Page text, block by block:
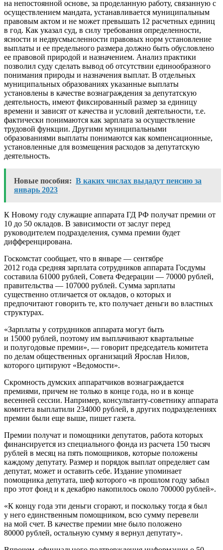
на непостоянной основе, за проделанную работу, связанную с
осуществлением мандата, устанавливается муниципальным
правовым актом и не может превышать 12 расчетных единиц
в год. Как указал суд, в силу требования определенности,
ясности и недвусмысленности правовых норм установление
выплаты и ее предельного размера должно быть обусловлено
ее правовой природой и назначением. Анализ практики
позволил суду сделать вывод об отсутствии единообразного
понимания природы и назначения выплат. В отдельных
муниципальных образованиях указанные выплаты
установлены в качестве вознаграждения за депутатскую
деятельность, имеют фиксированный размер за единицу
времени и зависят от качества и условий деятельности, т.е.
фактически понимаются как зарплата за осуществление
трудовой функции. Другими муниципальными
образованиями выплаты понимаются как компенсационные,
установленные для возмещения расходов за депутатскую
деятельность.
Новые пособия: В каких числах выдадут пенсию за
январь 2023
К Новому году служащие аппарата ГД РФ получат премии от
10 до 50 окладов. В зависимости от заслуг перед
руководителем подразделения, сумма премии будет
дифференцирована.
Госкомстат сообщает, что в январе — сентябре
2012 года средняя зарплата сотрудников аппарата Госдумы
составила 61000 рублей, Совета Федерации — 70000 рублей,
правительства — 107000 рублей. Сумма зарплаты
существенно отличается от окладов, о которых и
предпочитают говорить те, кто получает деньги во властных
структурах.
«Зарплаты у сотрудников аппарата могут быть
и 15000 рублей, поэтому им выплачивают квартальные
и полугодовые премии», — говорит председатель комитета
по делам общественных организаций Ярослав Нилов,
которого цитируют «Ведомости».
Скромность думских аппаратчиков вознаграждается
премиями, причем не только в конце года, но и в конце
весенней сессии. Например, консультанту-советнику аппарата
комитета выплатили 234000 рублей, в других подразделениях
премии были еще выше, пишет газета.
Премии получат и помощники депутатов, работа которых
финансируется из специального фонда из расчета 150 тысяч
рублей в месяц на пять помощников, которые положены
каждому депутату. Размер и порядок выплат определяет сам
депутат, может и оставить себе. Издание упоминает
помощника депутата, шеф которого «в прошлом году забыл
про этот фонд и к декабрю накопилось около 700000 рублей».
«К концу года эти деньги сгорают, и поскольку тогда я был
у него единственным помощником, всю сумму перевели
на мой счет. В качестве премии мне было положено
80000 рублей, остальную сумму я вернул депутату».